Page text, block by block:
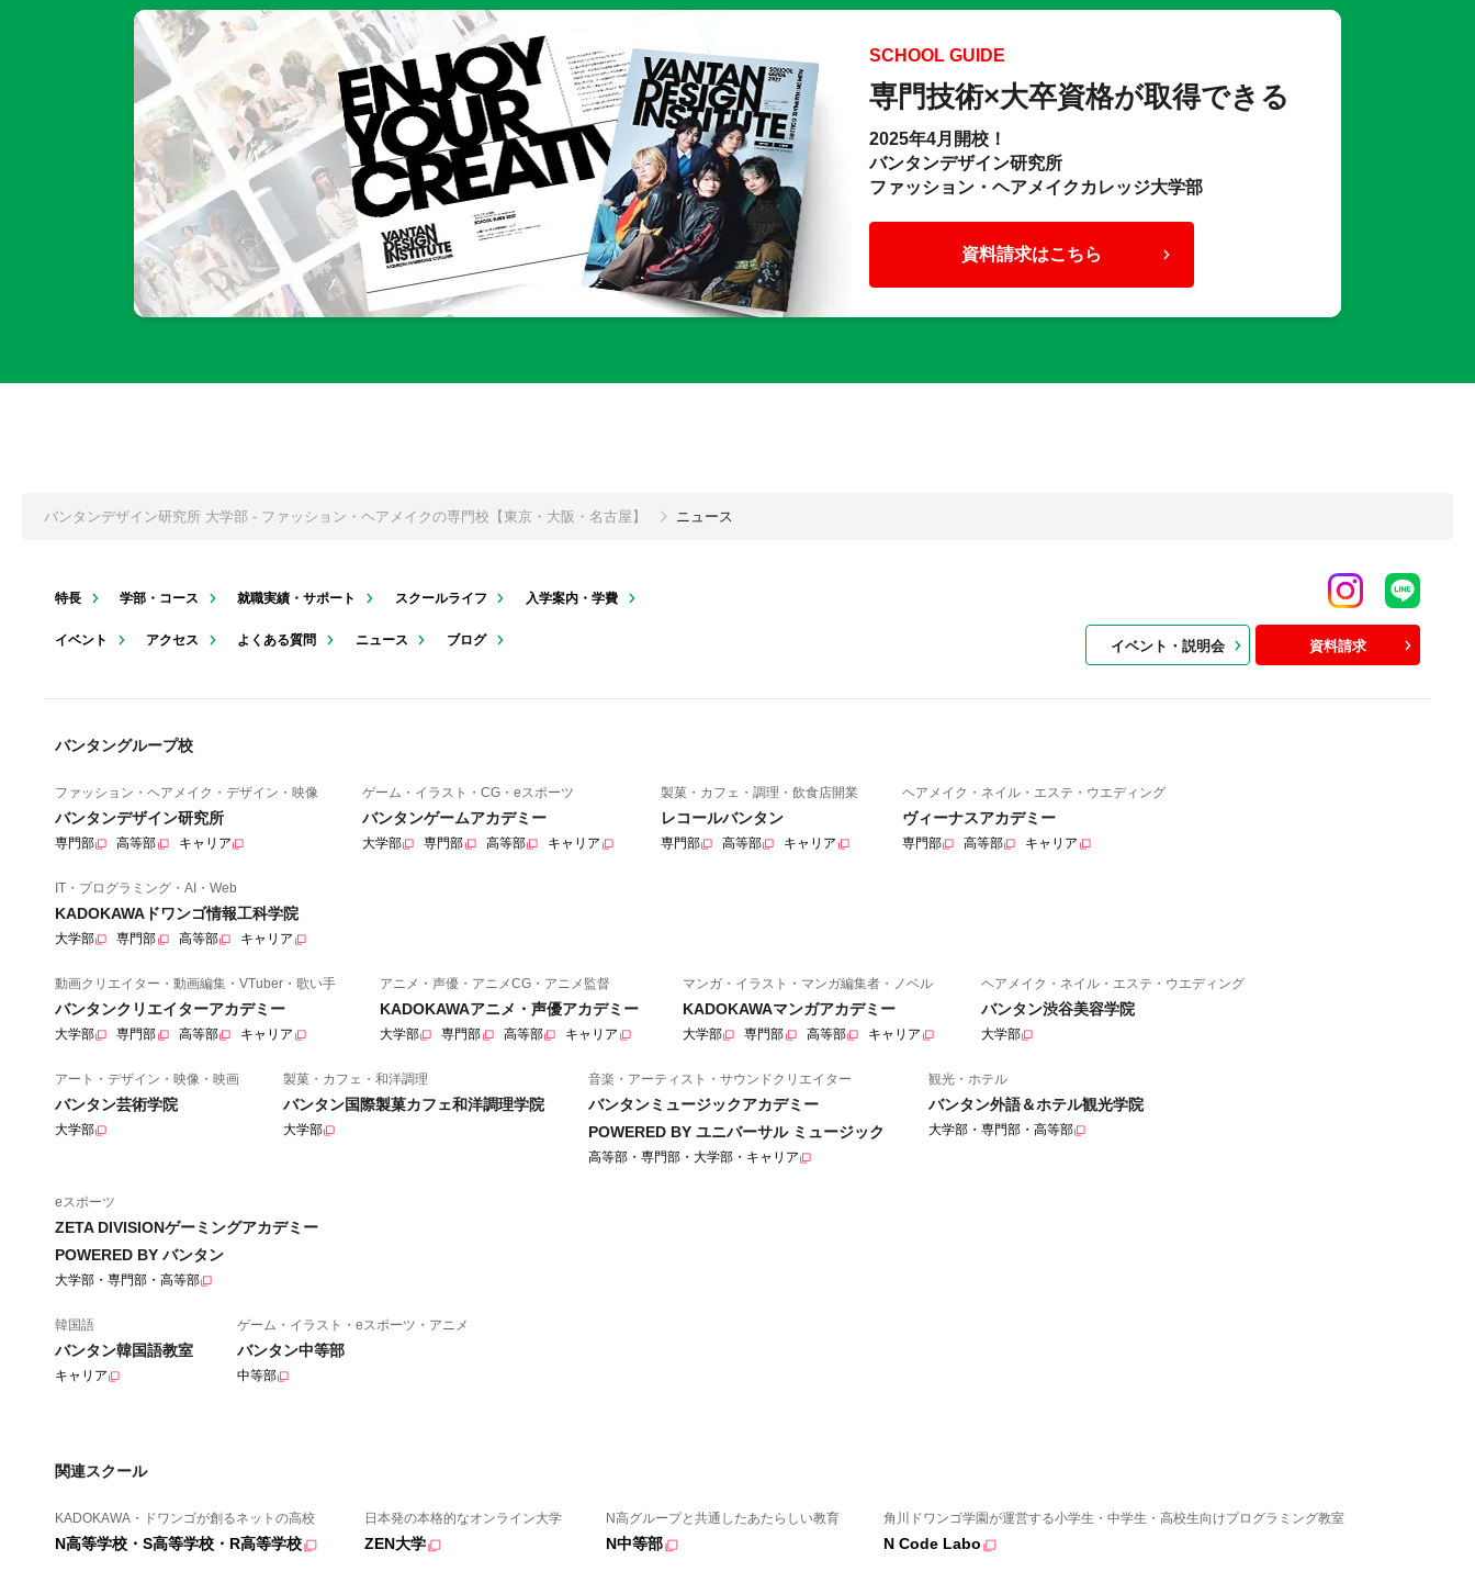
SCHOOL GUIDE
専門技術×大卒資格が取得できる
2025年4月開校！
バンタンデザイン研究所
ファッション・ヘアメイクカレッジ大学部
資料請求はこちら
バンタンデザイン研究所 大学部 - ファッション・ヘアメイクの専門校【東京・大阪・名古屋】 ニュース
特長 学部・コース 就職実績・サポート スクールライフ 入学案内・学費
イベント アクセス よくある質問 ニュース ブログ イベント・説明会 資料請求
バンタングループ校
ファッション・ヘアメイク・デザイン・映像
バンタンデザイン研究所
専門部 高等部 キャリア
ゲーム・イラスト・CG・eスポーツ
バンタンゲームアカデミー
大学部 専門部 高等部 キャリア
製菓・カフェ・調理・飲食店開業
レコールバンタン
専門部 高等部 キャリア
ヘアメイク・ネイル・エステ・ウエディング
ヴィーナスアカデミー
専門部 高等部 キャリア
IT・プログラミング・AI・Web
KADOKAWAドワンゴ情報工科学院
大学部 専門部 高等部 キャリア
動画クリエイター・動画編集・VTuber・歌い手
バンタンクリエイターアカデミー
大学部 専門部 高等部 キャリア
アニメ・声優・アニメCG・アニメ監督
KADOKAWAアニメ・声優アカデミー
大学部 専門部 高等部 キャリア
マンガ・イラスト・マンガ編集者・ノベル
KADOKAWAマンガアカデミー
大学部 専門部 高等部 キャリア
ヘアメイク・ネイル・エステ・ウエディング
バンタン渋谷美容学院
大学部
アート・デザイン・映像・映画
バンタン芸術学院
大学部
製菓・カフェ・和洋調理
バンタン国際製菓カフェ和洋調理学院
大学部
音楽・アーティスト・サウンドクリエイター
バンタンミュージックアカデミー
POWERED BY ユニバーサル ミュージック
高等部・専門部・大学部・キャリア
観光・ホテル
バンタン外語＆ホテル観光学院
大学部・専門部・高等部
eスポーツ
ZETA DIVISIONゲーミングアカデミー
POWERED BY バンタン
大学部・専門部・高等部
韓国語
バンタン韓国語教室
キャリア
ゲーム・イラスト・eスポーツ・アニメ
バンタン中等部
中等部
関連スクール
KADOKAWA・ドワンゴが創るネットの高校
N高等学校・S高等学校・R高等学校
日本発の本格的なオンライン大学
ZEN大学
N高グループと共通したあたらしい教育
N中等部
角川ドワンゴ学園が運営する小学生・中学生・高校生向けプログラミング教室
N Code Labo